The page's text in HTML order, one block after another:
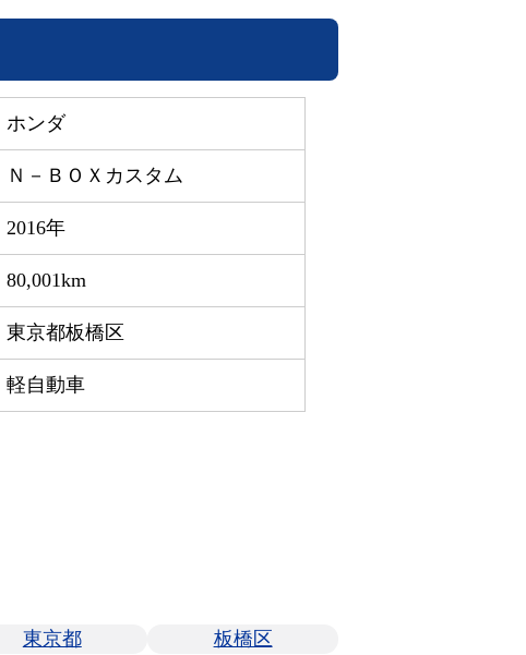
ホンダ
Ｎ－ＢＯＸカスタム
2016年
80,001km
東京都板橋区
軽自動車
東京都 板橋区